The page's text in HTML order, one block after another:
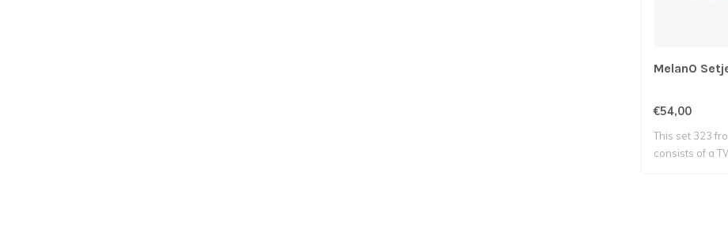
MelanO
€54,00
This set 323
consists of a